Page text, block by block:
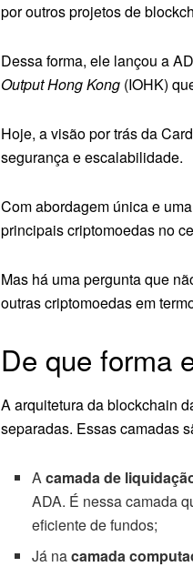
por outros projetos de
Dessa forma, ele lançou a
Output Hong Kong (IOHK)
Hoje, a visão por trás da
segurança e escalabilidade.
Com abordagem única e
principais criptomoedas no
Mas há uma pergunta que
outras criptomoedas em
De que forma
A arquitetura da blockchain
separadas. Essas camadas
Acamada de
ADA. É nessa camada
eficiente de fundos;
Já nacamada